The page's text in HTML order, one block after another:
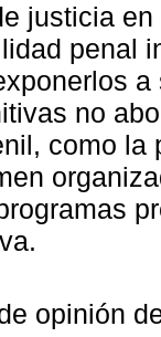
justicia
penal
no
como
opinión